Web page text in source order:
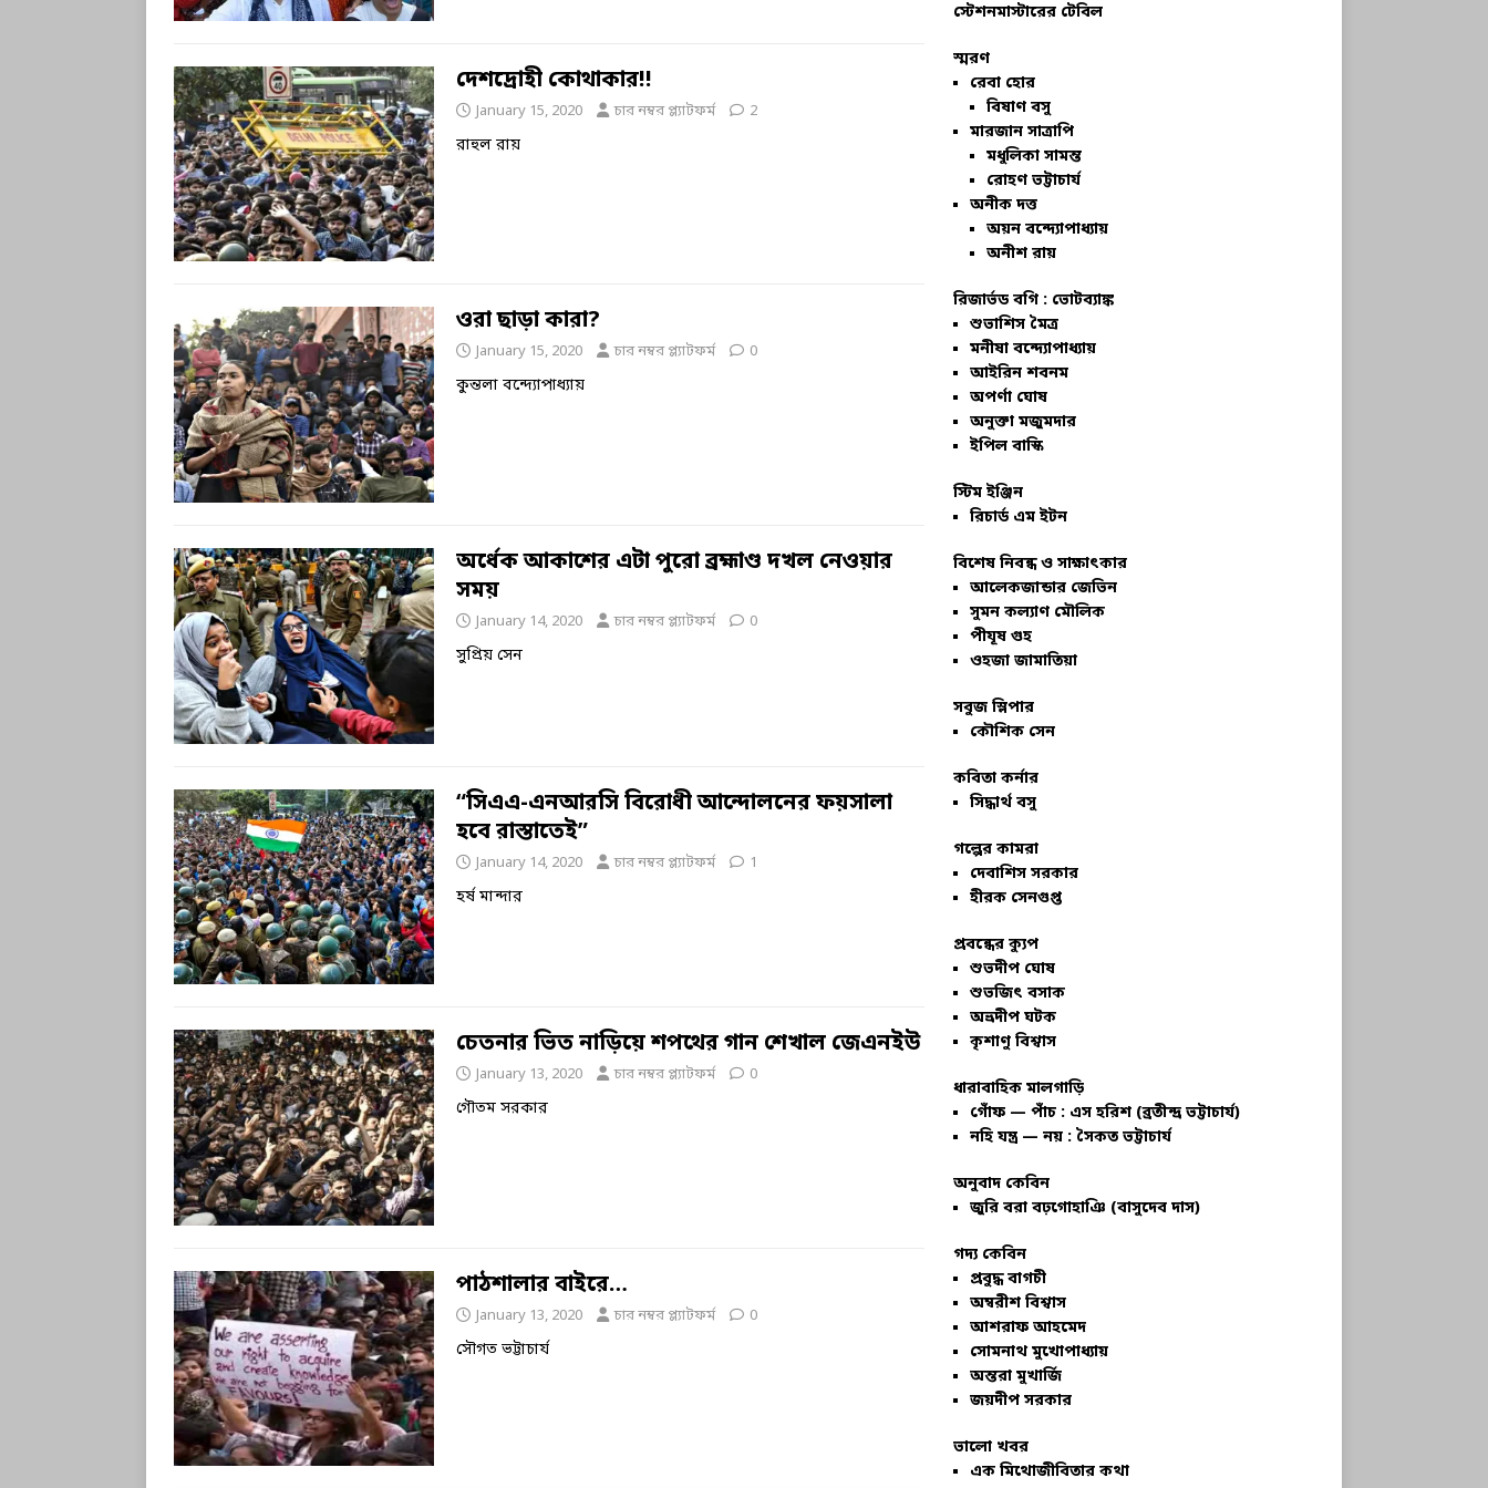
দেশদ্রোহী কোথাকার!!
January 15, 2020 চার নম্বর প্ল্যাটফর্ম 2
রাহুল রায়
ওরা ছাড়া কারা?
January 15, 2020 চার নম্বর প্ল্যাটফর্ম 0
কুন্তলা বন্দ্যোপাধ্যায়
অর্ধেক আকাশের এটা পুরো ব্রহ্মাণ্ড দখল নেওয়ার
সময়
January 14, 2020 চার নম্বর প্ল্যাটফর্ম 0
সুপ্রিয় সেন
“সিএএ-এনআরসি বিরোধী আন্দোলনের ফয়সালা
হবে রাস্তাতেই”
January 14, 2020 চার নম্বর প্ল্যাটফর্ম 1
হর্ষ মান্দার
চেতনার ভিত নাড়িয়ে শপথের গান শেখাল জেএনইউ
January 13, 2020 চার নম্বর প্ল্যাটফর্ম 0
গৌতম সরকার
পাঠশালার বাইরে…
January 13, 2020 চার নম্বর প্ল্যাটফর্ম 0
সৌগত ভট্টাচার্য
স্টেশনমাস্টারের টেবিল
স্মরণ
রেবা হোর
বিষাণ বসু
মারজান সাত্রাপি
মধুলিকা সামন্ত
রোহণ ভট্টাচার্য
অনীক দত্ত
অয়ন বন্দ্যোপাধ্যায়
অনীশ রায়
রিজার্ভড বগি : ভোটব্যাঙ্ক
শুভাশিস মৈত্র
মনীষা বন্দ্যোপাধ্যায়
আইরিন শবনম
অপর্ণা ঘোষ
অনুক্তা মজুমদার
ইপিল বাস্কি
স্টিম ইঞ্জিন
রিচার্ড এম ইটন
বিশেষ নিবন্ধ ও সাক্ষাৎকার
আলেকজান্ডার জেভিন
সুমন কল্যাণ মৌলিক
পীযূষ গুহ
ওহজা জামাতিয়া
সবুজ স্লিপার
কৌশিক সেন
কবিতা কর্নার
সিদ্ধার্থ বসু
গল্পের কামরা
দেবাশিস সরকার
হীরক সেনগুপ্ত
প্রবন্ধের ক্যুপ
শুভদীপ ঘোষ
শুভজিৎ বসাক
অভ্রদীপ ঘটক
কৃশাণু বিশ্বাস
ধারাবাহিক মালগাড়ি
গোঁফ — পাঁচ : এস হরিশ (ব্রতীন্দ্র ভট্টাচার্য)
নহি যন্ত্র — নয় : সৈকত ভট্টাচার্য
অনুবাদ কেবিন
জুরি বরা বঢ়গোহাঞি (বাসুদেব দাস)
গদ্য কেবিন
প্রবুদ্ধ বাগচী
অম্বরীশ বিশ্বাস
আশরাফ আহমেদ
সোমনাথ মুখোপাধ্যায়
অন্তরা মুখার্জি
জয়দীপ সরকার
ভালো খবর
এক মিথোজীবিতার কথা